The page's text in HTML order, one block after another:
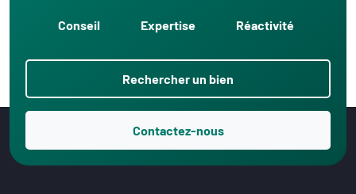
Conseil Expertise Réactivité
Rechercher un bien
Contactez-nous